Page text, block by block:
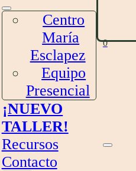
Centro
María
Esclapez
Equipo
Presencial
¡NUEVO
TALLER!
Recursos
Contacto
0